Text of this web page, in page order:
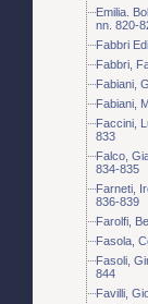
Emilia.
nn. 820-
Fabbri
Fabbri,
Fabiani,
Fabiani,
Faccini,
833
Falco,
834-835
Farneti,
836-839
Farolfi,
Fasola,
Fasoli,
844
Favilli,